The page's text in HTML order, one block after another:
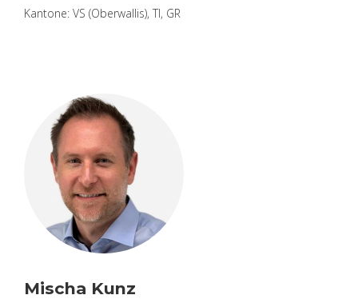
Kan­to­ne: VS (Ober­wal­lis), TI, GR
Mischa Kunz